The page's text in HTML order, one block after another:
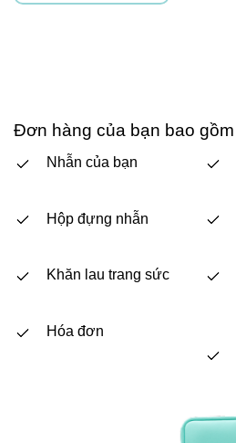
Đơn hàng của bạn bao gồm
Nhẫn của bạn
Hộp đựng nhẫn
Khăn lau trang sức
Hóa đơn